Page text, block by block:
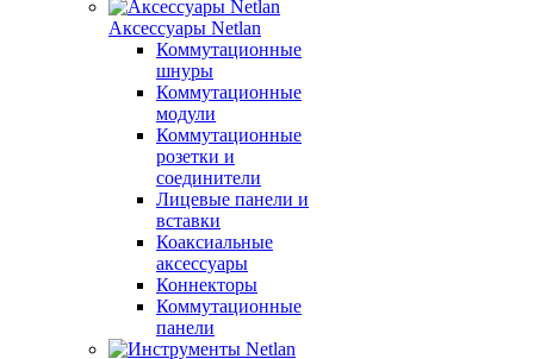
Аксессуары Netlan
Коммутационные
шнуры
Коммутационные
модули
Коммутационные
розетки и
соединители
Лицевые панели и
вставки
Коаксиальные
аксессуары
Коннекторы
Коммутационные
панели